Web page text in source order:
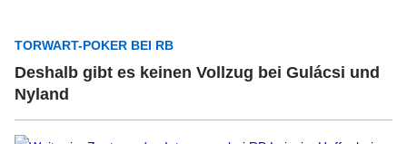
TORWART-POKER BEI RB
Deshalb gibt es keinen Vollzug bei Gulácsi und
Nyland